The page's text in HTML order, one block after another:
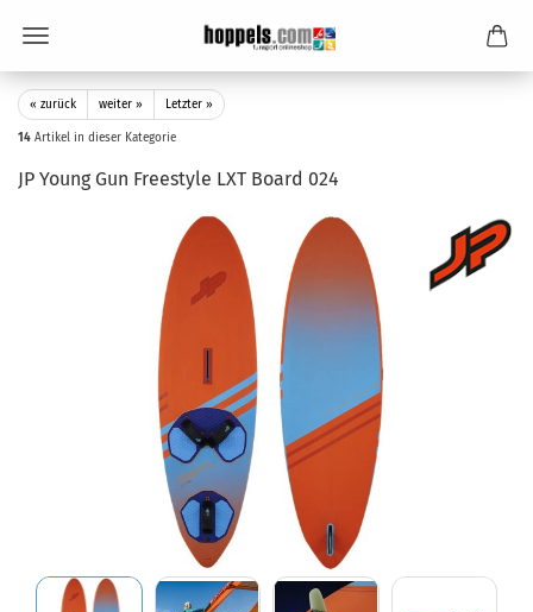
« zurück weiter » Letzter »
14 Artikel in dieser Kategorie
JP Young Gun Freestyle LXT Board 024